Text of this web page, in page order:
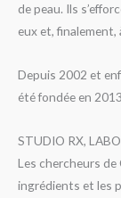
de peau. Ils
eux et,
Depuis 2002 et
été fondée en
STUDIO RX,
Les chercheurs
ingrédients et les